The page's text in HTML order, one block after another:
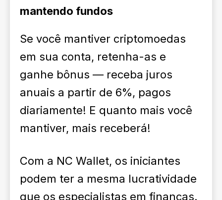
mantendo fundos
Se você mantiver criptomoedas
em sua conta, retenha-as e
ganhe bônus — receba juros
anuais a partir de 6%, pagos
diariamente! E quanto mais você
mantiver, mais receberá!
Com a NC Wallet, os iniciantes
podem ter a mesma lucratividade
que os especialistas em finanças.